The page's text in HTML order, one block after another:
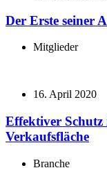
Der Erste seiner
Mitglieder
16. April 2020
Effektiver
Verkaufsfläche
Branche